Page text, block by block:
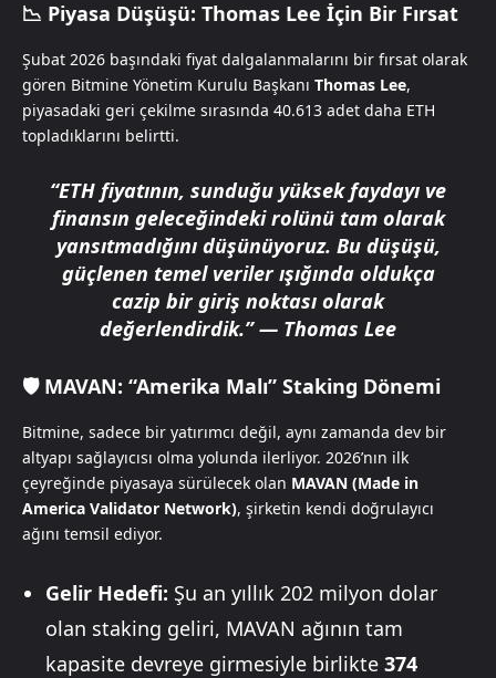
📉 Piyasa Düşüşü: Thomas Lee İçin Bir Fırsat
Şubat 2026 başındaki fiyat dalgalanmalarını bir fırsat olarak
gören Bitmine Yönetim Kurulu Başkanı Thomas Lee,
piyasadaki geri çekilme sırasında 40.613 adet daha ETH
topladıklarını belirtti.
“ETH fiyatının, sunduğu yüksek faydayı ve
finansın geleceğindeki rolünü tam olarak
yansıtmadığını düşünüyoruz. Bu düşüşü,
güçlenen temel veriler ışığında oldukça
cazip bir giriş noktası olarak
değerlendirdik.”— Thomas Lee
🛡️ MAVAN: “Amerika Malı” Staking Dönemi
Bitmine, sadece bir yatırımcı değil, aynı zamanda dev bir
altyapı sağlayıcısı olma yolunda ilerliyor. 2026’nın ilk
çeyreğinde piyasaya sürülecek olan MAVAN (Made in
America Validator Network), şirketin kendi doğrulayıcı
ağını temsil ediyor.
Gelir Hedefi: Şu an yıllık 202 milyon dolar
olan staking geliri, MAVAN ağının tam
kapasite devreye girmesiyle birlikte 374